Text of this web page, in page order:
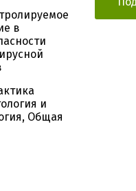
в
и
Общая